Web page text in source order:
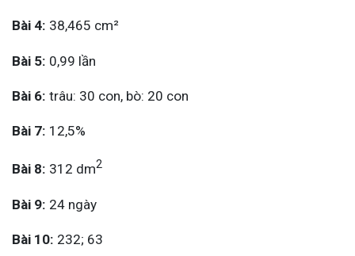
Bài 4: 38,465 cm²
Bài 5: 0,99 lần
Bài 6: trâu: 30 con, bò: 20 con
Bài 7: 12,5%
Bài 8: 312 dm2
Bài 9: 24 ngày
Bài 10: 232; 63